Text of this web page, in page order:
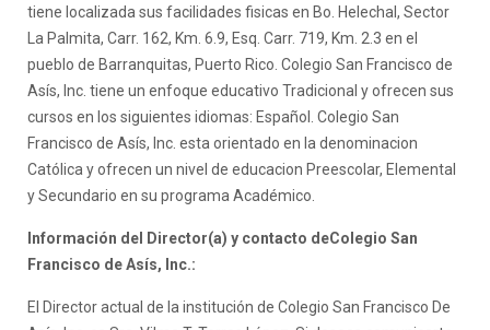
tiene localizada sus facilidades fisicas en Bo. Helechal, Sector
La Palmita, Carr. 162, Km. 6.9, Esq. Carr. 719, Km. 2.3 en el
pueblo de Barranquitas, Puerto Rico. Colegio San Francisco de
Asís, Inc. tiene un enfoque educativo Tradicional y ofrecen sus
cursos en los siguientes idiomas: Español. Colegio San
Francisco de Asís, Inc. esta orientado en la denominacion
Católica y ofrecen un nivel de educacion Preescolar, Elemental
y Secundario en su programa Académico.
Información del Director(a) y contacto deColegio San
Francisco de Asís, Inc.:
El Director actual de la institución de Colegio San Francisco De